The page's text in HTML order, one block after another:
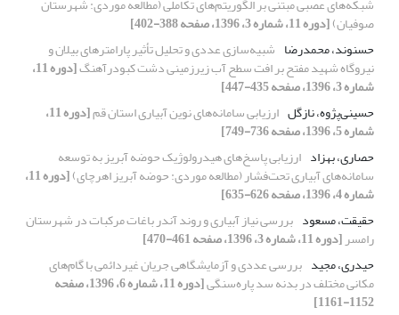
صوفیان)[دوره 11، شماره 3، 1396، صفحه 388-402]
حسنوند، محمدرضا شبیه‌سازی عددی و تحلیل تأثیر پارامترهای بیلان و
نیروگاه شهید مفتح بر افت سطح آب زیرزمینی دشت کبودرآهنگ [دوره 11،
شماره 3، 1396، صفحه 435-447]
حسینی‌پژوه، نازگل ارزیابی سامانه‌های نوین آبیاری استان قم [دوره 11،
شماره 5، 1396، صفحه 736-749]
حصاری، بهزاد ارزیابی پاسخ‌های هیدرولوژیک حوضه‌ آبریز به توسعه
سامانه‌های آبیاری تحت‌فشار (مطالعه موردی: حوضه آبریز اهرچای) [دوره 11،
شماره 4، 1396، صفحه 626-635]
حقیقت، مسعود بررسی نیاز آبیاری و روند آندر باغات مرکبات در شهرستان
رامسر[دوره 11، شماره 3، 1396، صفحه 461-470]
حیدری، مجید بررسی عددی و آزمایشگاهی جریان غیردائمی با گام‌های
مکانی مختلف در بدنه سد پاره‌سنگی [دوره 11، شماره 6، 1396، صفحه
1152-1161]